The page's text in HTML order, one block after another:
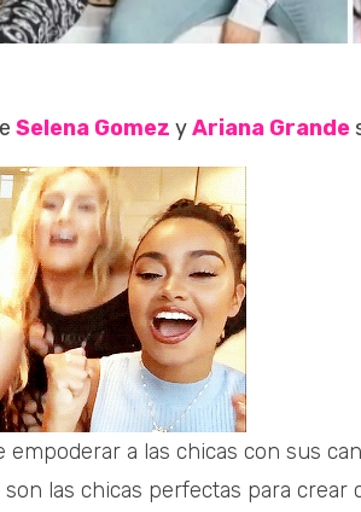
Selena Gomez yAriana Grande
a las chicas con sus
las chicas perfectas para crear